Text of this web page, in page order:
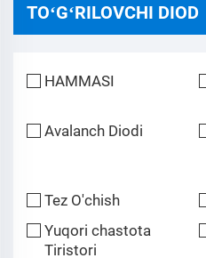
TOʻGʻRILOVCHI DIOD
HAMMASI
Avalanch Diodi
Tez O'chish
Yuqori chastota
Tiristori